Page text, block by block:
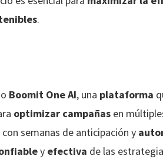
.
Boomit One AI, una plataforma
optimizar campañas en
semanas de anticipación y
y efectiva de las